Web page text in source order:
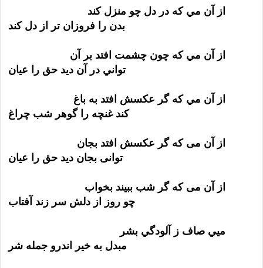
از آن مي كه در دل چو منزل كند
بدن را فروزان تر از دل كند
از آن مي كه چون چشمت افتد بر آن
تواني در آن ديد حق را عيان
از آن مي كه گر عكسش افتد به باغ
كند غنچه را گوهر شب چراغ
از آن می که گر عکسش افتد بجان
توانی بجان دید حق را عیان
از آن می که گر شب ببیند بخواب
چو روز از دلش سر زند آفتاب
ميي صاف ز آلودگي بشر
مبدل به خير اندرو جمله شر